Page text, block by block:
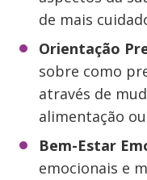
de mais
Orientação
sobre como
através de
alimentação
Bem-Estar
emocionais e